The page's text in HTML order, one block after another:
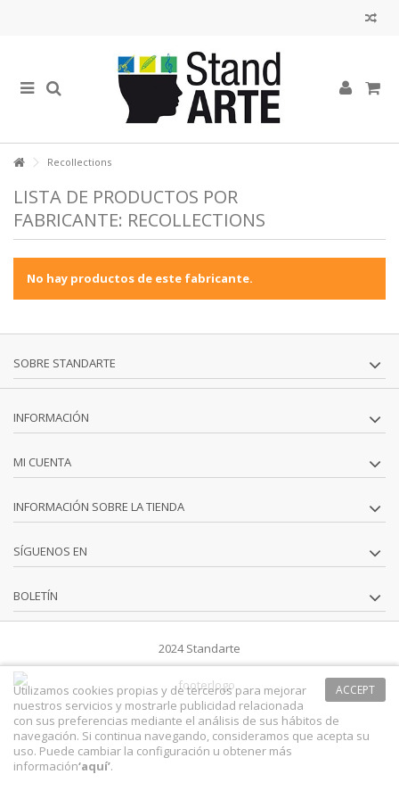
Recollections
LISTA DE PRODUCTOS POR
FABRICANTE: RECOLLECTIONS
No hay productos de este fabricante.
SOBRE STANDARTE
INFORMACIÓN
MI CUENTA
INFORMACIÓN SOBRE LA TIENDA
SÍGUENOS EN
BOLETÍN
2024 Standarte
ACCEPT
Utilizamos cookies propias y de terceros para mejorar
nuestros servicios y mostrarle publicidad relacionada
con sus preferencias mediante el análisis de sus hábitos de
navegación. Si continua navegando, consideramos que acepta su
uso. Puede cambiar la configuración u obtener más
información‘aquí’.